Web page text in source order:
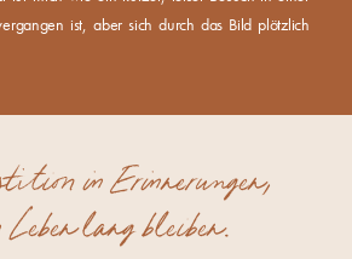
ist, aber sich durch das Bild plötzlich
in Erinnerungen,
Leben lang bleiben.